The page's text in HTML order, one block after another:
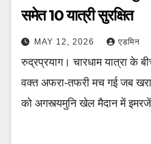
समेत 10 यात्री सुरक्षित
MAY 12, 2026 एडमिन
रुद्रप्रयाग। चारधाम यात्रा के
वक्त अफरा-तफरी मच गई जब
को अगस्त्यमुनि खेल मैदान में